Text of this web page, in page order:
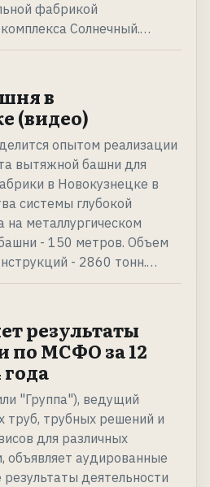
фабрикой
Солнечный.…
в
(видео)
опытом реализации
вытяжной башни для
в Новокузнецке в
системы глубокой
металлургическом
- 150 метров. Объем
- 2860 тонн.…
результаты
по МСФО за 12
"Группа"), ведущий
труб, трубных решений и
для различных
объявляет аудированные
деятельности